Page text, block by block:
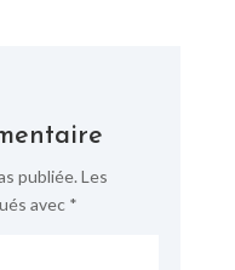
publiée. Les
avec *